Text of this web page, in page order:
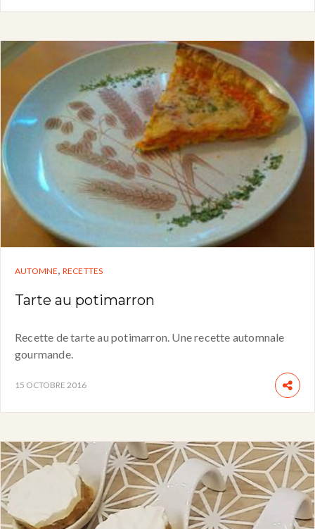
AUTOMNE, RECETTES
Tarte au potimarron
Recette de tarte au potimarron. Une recette automnale
gourmande.
15 OCTOBRE 2016